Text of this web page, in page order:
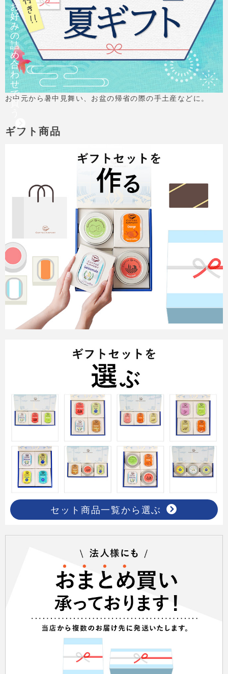
お中元から暑中見舞い、お盆の帰省の際の手土産などに。
ギフト商品
お
好
み
の
詰
め
合
わ
せ
で
買
セット商品一覧から選ぶ